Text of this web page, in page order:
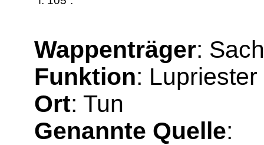
Wappenträger:
Funktion: Lupriester
Ort: Tun
Genannte Quelle: